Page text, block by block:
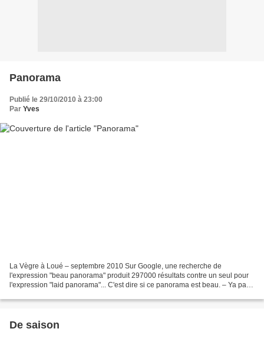
Panorama
Publié le 29/10/2010 à 23:00
Par Yves
La Vègre à Loué – septembre 2010 Sur Google, une recherche de
l'expression "beau panorama" produit 297000 résultats contre un seul pour
l'expression "laid panorama"... C'est dire si ce panorama est beau. – Ya pas
De saison